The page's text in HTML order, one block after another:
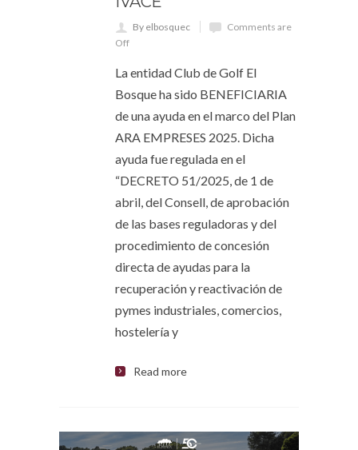
By elbosquec
Comments are
Off
La entidad Club de Golf El
Bosque ha sido BENEFICIARIA
de una ayuda en el marco del Plan
ARA EMPRESES 2025. Dicha
ayuda fue regulada en el
“DECRETO 51/2025, de 1 de
abril, del Consell, de aprobación
de las bases reguladoras y del
procedimiento de concesión
directa de ayudas para la
recuperación y reactivación de
pymes industriales, comercios,
hostelería y
Read more